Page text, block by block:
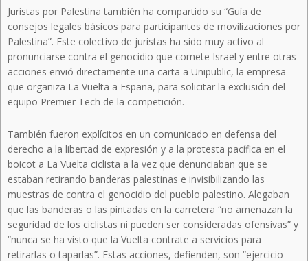
Juristas por Palestina también ha compartido su “Guía de
consejos legales básicos para participantes de movilizaciones por
Palestina”. Este colectivo de juristas ha sido muy activo al
pronunciarse contra el genocidio que comete Israel y entre otras
acciones envió directamente una carta a Unipublic, la empresa
que organiza La Vuelta a España, para solicitar la exclusión del
equipo Premier Tech de la competición.
También fueron explícitos en un comunicado en defensa del
derecho a la libertad de expresión y a la protesta pacífica en el
boicot a La Vuelta ciclista a la vez que denunciaban que se
estaban retirando banderas palestinas e invisibilizando las
muestras de contra el genocidio del pueblo palestino. Alegaban
que las banderas o las pintadas en la carretera “no amenazan la
seguridad de los ciclistas ni pueden ser consideradas ofensivas” y
“nunca se ha visto que la Vuelta contrate a servicios para
retirarlas o taparlas”. Estas acciones, defienden, son “ejercicio